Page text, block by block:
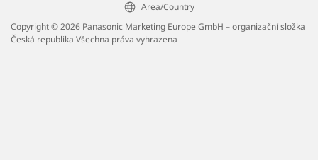
Area/Country
Copyright © 2026 Panasonic Marketing Europe GmbH – organizační složka
Česká republika Všechna práva vyhrazena